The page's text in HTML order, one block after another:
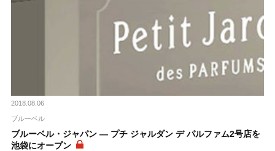
2018.08.06
ブルーベル
ブルーベル・ジャパン ― プチ ジャルダン デ パルファム2号店を
池袋にオープン